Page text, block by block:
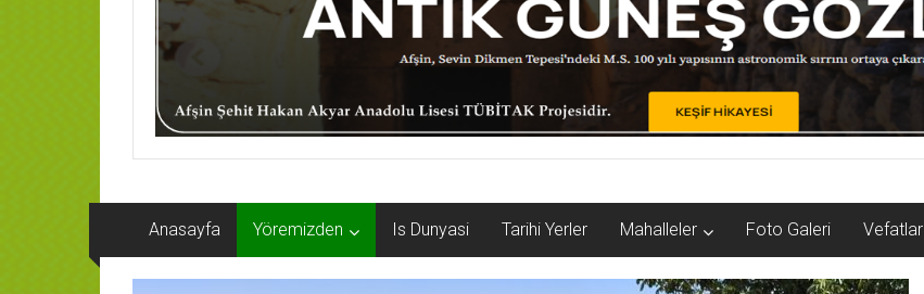
Anasayfa Yöremizden Is Dunyasi Tarihi Yerler Mahalleler Foto Galeri Vefatlar